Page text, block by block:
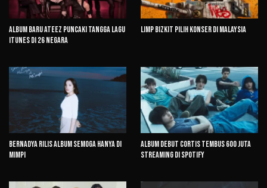
Album Baru ATEEZ Puncaki Tangga Lagu
iTunes di 26 Negara
Limp Bizkit Pilih Konser di Malaysia
Bernadya Rilis Album Semoga Hanya di
Mimpi
Album Debut CORTIS Tembus 600 Juta
Streaming di Spotify